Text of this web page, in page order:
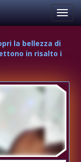
la bellezza di
in risalto i